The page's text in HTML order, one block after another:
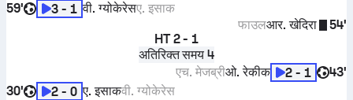
59'
3 - 1 वी. ग्योकेरेसए. इसाक
54'
आर. खेदिरा
फाउल
HT 2 - 1
अतिरिक्त समय 4
43'
2 - 1
ओ. रेकीक
एच. मेजब्री
30'
2 - 0 ए. इसाकवी. ग्योकेरेस